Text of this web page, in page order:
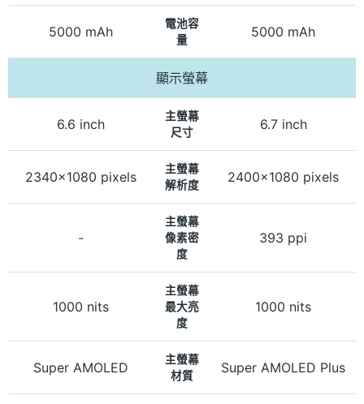
5000 mAh
電池容
量
5000 mAh
顯示螢幕
6.6 inch
主螢幕
尺寸
6.7 inch
2340x1080 pixels
主螢幕
解析度
2400x1080 pixels
-
主螢幕
像素密
度
393 ppi
1000 nits
主螢幕
最大亮
度
1000 nits
Super AMOLED
主螢幕
材質
Super AMOLED Plus